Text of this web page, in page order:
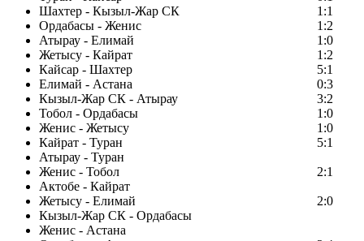
Шахтер - Кызыл-Жар СК
1:1
Ордабасы - Женис
1:2
Атырау - Елимай
1:0
Жетысу - Кайрат
1:2
Кайсар - Шахтер
5:1
Елимай - Астана
0:3
Кызыл-Жар СК - Атырау
3:2
Тобол - Ордабасы
1:0
Женис - Жетысу
1:0
Кайрат - Туран
5:1
Атырау - Туран
Женис - Тобол
2:1
Актобе - Кайрат
Жетысу - Елимай
2:0
Кызыл-Жар СК - Ордабасы
Женис - Астана